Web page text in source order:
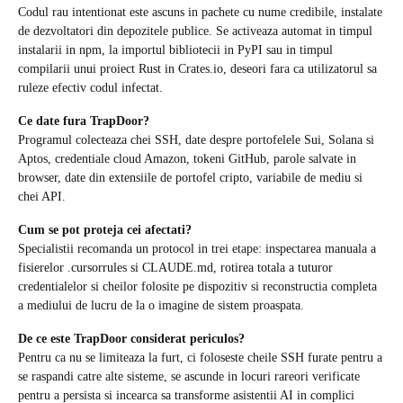
Codul rau intentionat este ascuns in pachete cu nume credibile, instalate
de dezvoltatori din depozitele publice. Se activeaza automat in timpul
instalarii in npm, la importul bibliotecii in PyPI sau in timpul
compilarii unui proiect Rust in Crates.io, deseori fara ca utilizatorul sa
ruleze efectiv codul infectat.
Ce date fura TrapDoor?
Programul colecteaza chei SSH, date despre portofelele Sui, Solana si
Aptos, credentiale cloud Amazon, tokeni GitHub, parole salvate in
browser, date din extensiile de portofel cripto, variabile de mediu si
chei API.
Cum se pot proteja cei afectati?
Specialistii recomanda un protocol in trei etape: inspectarea manuala a
fisierelor .cursorrules si CLAUDE.md, rotirea totala a tuturor
credentialelor si cheilor folosite pe dispozitiv si reconstructia completa
a mediului de lucru de la o imagine de sistem proaspata.
De ce este TrapDoor considerat periculos?
Pentru ca nu se limiteaza la furt, ci foloseste cheile SSH furate pentru a
se raspandi catre alte sisteme, se ascunde in locuri rareori verificate
pentru a persista si incearca sa transforme asistentii AI in complici